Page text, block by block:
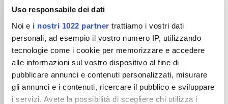
Uso responsabile dei dati
Noi e i nostri 1022 partner trattiamo i vostri dati
personali, ad esempio il vostro numero IP, utilizzando
tecnologie come i cookie per memorizzare e accedere
alle informazioni sul vostro dispositivo al fine di
pubblicare annunci e contenuti personalizzati, misurare
gli annunci e i contenuti, ricercare il pubblico e sviluppare
i servizi. Avete la possibilità di scegliere chi utilizza i